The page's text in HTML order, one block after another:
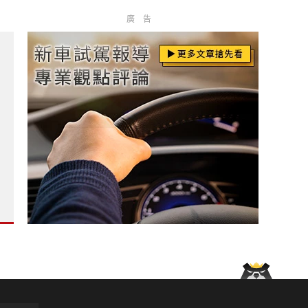
展現日式職人服務專業?
商旅再幫你打廣告?
定！美國召回逾31萬輛?
入手門檻約台幣43.2萬元?
車格 獨立商務後座 全景玻璃天窗破紀錄?
廣告